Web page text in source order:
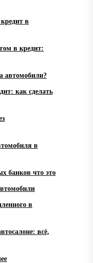
в
в кредит:
автомобили?
как сделать
в
банков что это
в
всё,